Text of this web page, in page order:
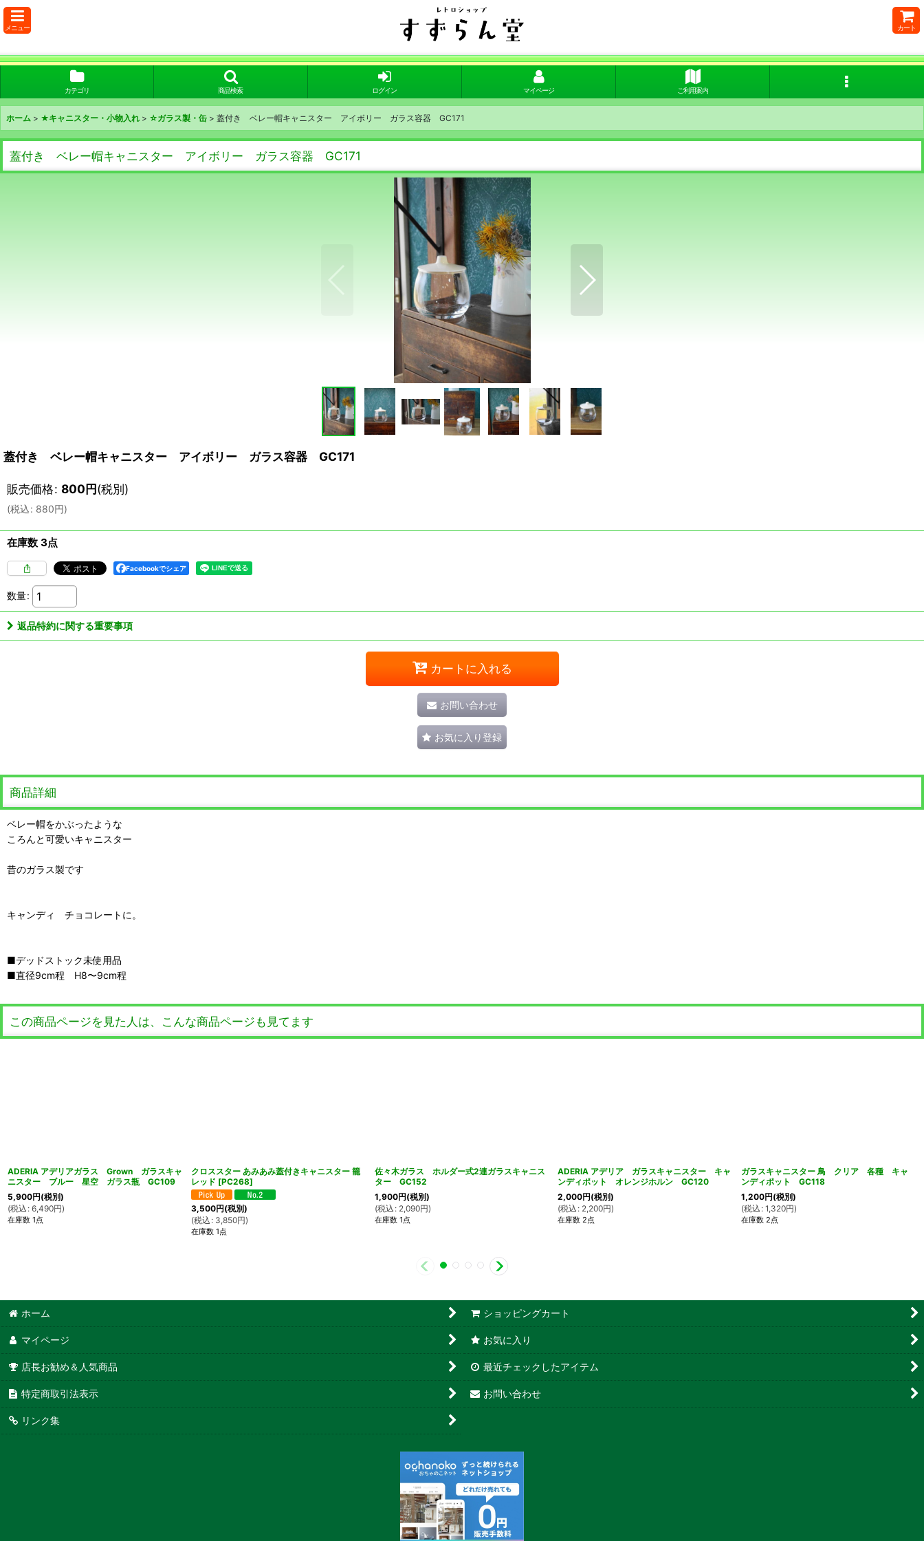
メニュー カート
カテゴリ 商品検索 ログイン マイページ ご利用案内
ホーム > ★キャニスター・小物入れ > ☆ガラス製・缶 > 蓋付き ベレー帽キャニスター アイボリー ガラス容器 GC171
蓋付き ベレー帽キャニスター アイボリー ガラス容器 GC171
蓋付き ベレー帽キャニスター アイボリー ガラス容器 GC171
販売価格: 800円(税別)
(税込: 880円)
在庫数 3点
Facebookでシェア
数量:
返品特約に関する重要事項
カートに入れる
お問い合わせ
お気に入り登録
商品詳細
ベレー帽をかぶったような
ころんと可愛いキャニスター
昔のガラス製です
キャンディ チョコレートに。
■デッドストック未使用品
■直径9cm程 H8〜9cm程
この商品ページを見た人は、こんな商品ページも見てます
ADERIA アデリアガラス Grown ガラスキャ
ニスター ブルー 星空 ガラス瓶 GC109
5,900円(税別)
(税込 : 6,490円)
在庫数 1点
クロススター あみあみ蓋付きキャニスター 籠
レッド [PC268]
3,500円(税別)
(税込 : 3,850円)
在庫数 1点
佐々木ガラス ホルダー式2連ガラスキャニス
ター GC152
1,900円(税別)
(税込 : 2,090円)
在庫数 1点
ADERIA アデリア ガラスキャニスター キャ
ンディポット オレンジホルン GC120
2,000円(税別)
(税込 : 2,200円)
在庫数 2点
ガラスキャニスター 鳥 クリア 各種 キャ
ンディポット GC118
1,200円(税別)
(税込 : 1,320円)
在庫数 2点
ホーム ショッピングカート
マイページ お気に入り
店長お勧め＆人気商品 最近チェックしたアイテム
特定商取引法表示 お問い合わせ
リンク集